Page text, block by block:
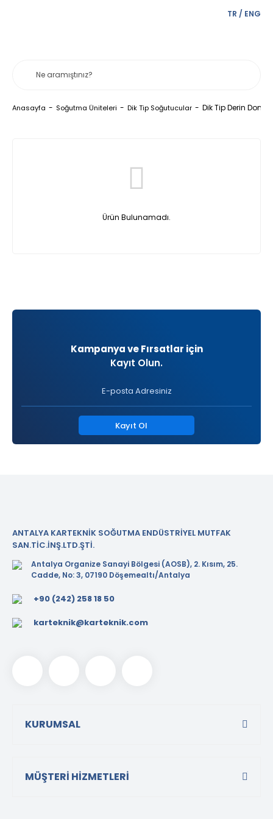
TR / ENG
Anasayfa Soğutma Üniteleri Dik Tip Soğutucular Dik Tip Derin
Ürün Bulunamadı.
Kampanya ve Fırsatlar için
Kayıt Olun.
Kayıt Ol
ANTALYA KARTEKNİK SOĞUTMA ENDÜSTRİYEL MUTFAK
SAN.TİC.İNŞ.LTD.ŞTİ.
Antalya Organize Sanayi Bölgesi (AOSB), 2. Kısım, 25.
Cadde, No: 3, 07190 Döşemealtı/Antalya
+90 (242) 258 18 50
karteknik@karteknik.com
KURUMSAL
MÜŞTERİ HİZMETLERİ